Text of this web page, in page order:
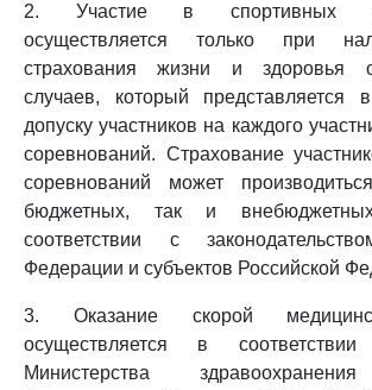
2. Участие в спортивных
осуществляется только при
страхования жизни и здоровья
случаев, который представляется
допуску участников на каждого
соревнований. Страхование
соревнований может
бюджетных, так и
соответствии с
Федерации и субъектов Российской
3. Оказание скорой
осуществляется в
Министерства